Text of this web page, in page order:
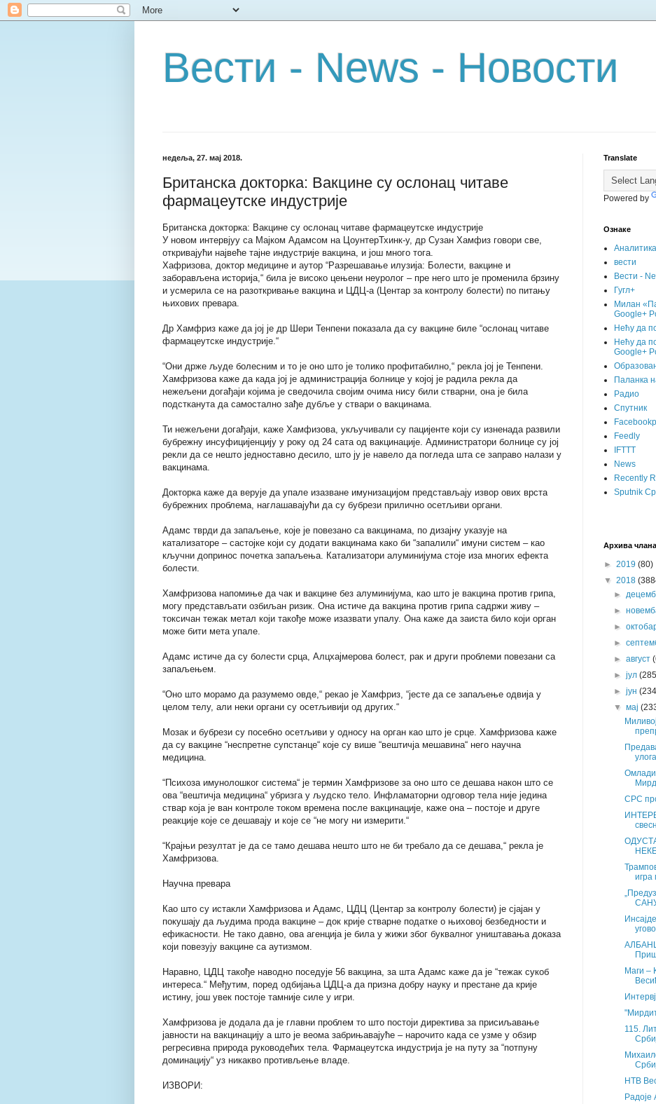
Вести - News - Новости
недеља, 27. мај 2018.
Британска докторка: Вакцине су ослонац читаве
фармацеутске индустрије
Британска докторка: Вакцине су ослонац читаве фармацеутске индустрије
У новом интервјуу са Мајком Адамсом на ЦоунтерТхинк-у, др Сузан Хамфиз говори све,
откривајући највеће тајне индустрије вакцина, и још много тога.
Хафризова, доктор медицине и аутор “Разрешавање илузија: Болести, вакцине и
заборављена историја,“ била је високо цењени неуролог – пре него што је променила брзину
и усмерила се на разоткривање вакцина и ЦДЦ-а (Центар за контролу болести) по питању
њихових превара.
Др Хамфриз каже да јој је др Шери Тенпени показала да су вакцине биле “ослонац читаве
фармацеутске индустрије.“
“Они држе људе болесним и то је оно што је толико профитабилно,“ рекла јој је Тенпени.
Хамфризова каже да када јој је администрација болнице у којој је радила рекла да
нежељени догађаји којима је сведочила својим очима нису били стварни, она је била
подстканута да самостално зађе дубље у ствари о вакцинама.
Ти нежељени догађаји, каже Хамфизова, укључивали су пацијенте који су изненада развили
бубрежну инсуфицијенцију у року од 24 сата од вакцинације. Администратори болнице су јој
рекли да се нешто једноставно десило, што ју је навело да погледа шта се заправо налази у
вакцинама.
Докторка каже да верује да упале изазване имунизацијом представљају извор ових врста
бубрежних проблема, наглашавајући да су бубрези прилично осетљиви органи.
Адамс тврди да запаљење, које је повезано са вакцинама, по дизајну указује на
катализаторе – састојке који су додати вакцинама како би “запалили“ имуни систем – као
кључни допринос почетка запаљења. Катализатори алуминијума стоје иза многих ефекта
болести.
Хамфризова напомиње да чак и вакцине без алуминијума, као што је вакцина против грипа,
могу представљати озбиљан ризик. Она истиче да вакцина против грипа садржи живу –
токсичан тежак метал који такође може изазвати упалу. Она каже да заиста било који орган
може бити мета упале.
Адамс истиче да су болести срца, Алцхајмерова болест, рак и други проблеми повезани са
запаљењем.
“Оно што морамо да разумемо овде,“ рекао је Хамфриз, “јесте да се запаљење одвија у
целом телу, али неки органи су осетљивији од других.“
Мозак и бубрези су посебно осетљиви у односу на орган као што је срце. Хамфризова каже
да су вакцине “неспретне супстанце“ које су више “вештичја мешавина“ него научна
медицина.
“Психоза имунолошког система“ је термин Хамфризове за оно што се дешава након што се
ова “вештичја медицина“ убризга у људско тело. Инфламаторни одговор тела није једина
ствар која је ван контроле током времена после вакцинације, каже она – постоје и друге
реакције које се дешавају и које се “не могу ни измерити.“
“Крајњи резултат је да се тамо дешава нешто што не би требало да се дешава,“ рекла је
Хамфризова.
Научна превара
Као што су истакли Хамфризова и Адамс, ЦДЦ (Центар за контролу болести) је сјајан у
покушају да људима прода вакцине – док крије стварне податке о њиховој безбедности и
ефикасности. Не тако давно, ова агенција је била у жижи због буквалног уништавања доказа
који повезују вакцине са аутизмом.
Наравно, ЦДЦ такође наводно поседује 56 вакцина, за шта Адамс каже да је “тежак сукоб
интереса.“ Међутим, поред одбијања ЦДЦ-а да призна добру науку и престане да крије
истину, још увек постоје тамније силе у игри.
Хамфризова је додала да је главни проблем то што постоји директива за присиљавање
јавности на вакцинацију а што је веома забрињавајуће – нарочито када се узме у обзир
регресивна природа руководећих тела. Фармацеутска индустрија је на путу за “потпуну
доминацију“ уз никакво противљење владе.
ИЗВОРИ:
Translate
Powered by
Ознаке
Аналитика
вести
Вести -
Гугл+
Милан
Google+
Нећу да
Нећу да
Google+
Паланка
Радио
Спутник
Feedly
IFTTT
News
Recently
Sputnik
Архива
► 2019 (80)
▼ 2018
►
►
►
►
►август
►јул
►јун
▼мај
СРС
игра
Маги –
115.
НТВ
Радоје